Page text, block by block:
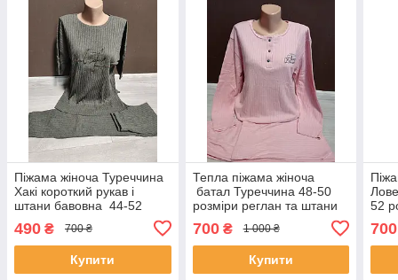
Піжама жіноча Туреччина
Хакі короткий рукав і
штани бавовна 44-52
490 ₴ 700 ₴
Купити
Тепла піжама жіноча
батал Туреччина 48-50
розміри реглан та штани
700₴ 1 000 ₴
Купити
52
700